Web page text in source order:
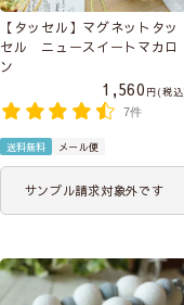
【タッセル】マグネットタッ
セル ニュースイートマカロ
ン
1,560
税込
7件
送料無料 メール便
サンプル請求対象外です